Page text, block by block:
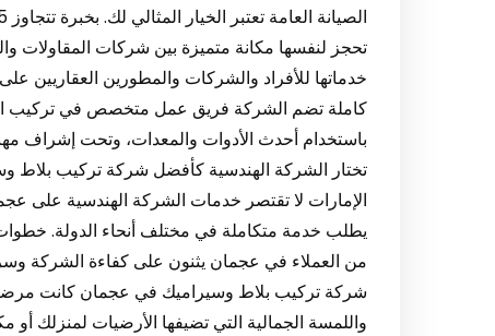
تحجز لنفسها مكانة متميزة بين شركات المقاولات
خدماتها للأفراد والشركات والمطورين العقاريين
كاملة تضم الشركة فريق عمل متخصص في تركيب
باستخدام أحدث الأدوات والمعدات، وتحت إشراف
تختار الشركة الهندسية كأفضل شركة تركيب
الإمارات لا تقتصر خدمات الشركة الهندسية على
يطلب خدمة متكاملة في مختلف أنحاء الدولة. خطوات
من العملاء في عجمان يثنون على كفاءة الشركة
واللمسة الجمالية التي تضيفها الأرضيات لمنزلك